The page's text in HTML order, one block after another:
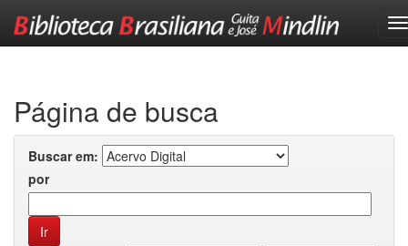
Página de busca
Buscar em:
por